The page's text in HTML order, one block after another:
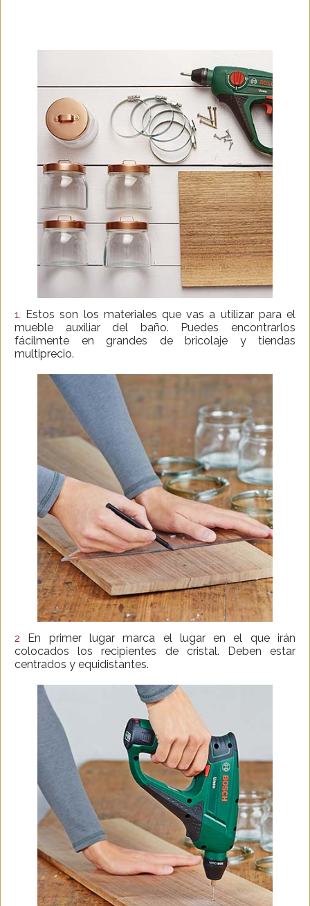
1.
Estos son los materiales que vas a utilizar para el
mueble auxiliar del baño. Puedes encontrarlos
fácilmente en grandes de bricolaje y tiendas
multiprecio.
2
En primer lugar marca el lugar en el que irán
colocados los recipientes de cristal. Deben estar
centrados y equidistantes.